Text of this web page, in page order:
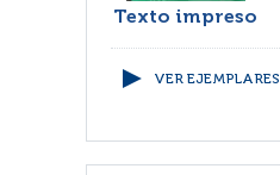
Texto impreso
VER EJEMPLARES